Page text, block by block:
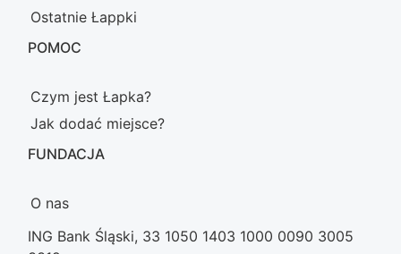
Ostatnie Łappki
POMOC
Czym jest Łapka?
Jak dodać miejsce?
FUNDACJA
O nas
ING Bank Śląski, 33 1050 1403 1000 0090 3005